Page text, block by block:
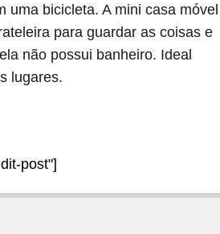
uma bicicleta. A mini casa móvel
para guardar as coisas e
não possui banheiro. Ideal
lugares.
post"]